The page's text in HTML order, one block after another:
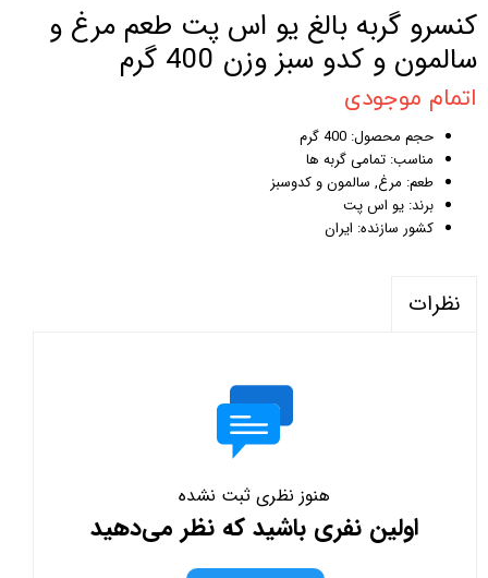
کنسرو گربه بالغ یو اس پت طعم مرغ و
سالمون و کدو سبز وزن 400 گرم
اتمام موجودی
حجم محصول: 400 گرم
مناسب: تمامی گربه ها
طعم: مرغ, سالمون و کدوسبز
برند: یو اس پت
کشور سازنده: ایران
نظرات
هنوز نظری ثبت نشده
اولین نفری باشید که نظر می‌دهید